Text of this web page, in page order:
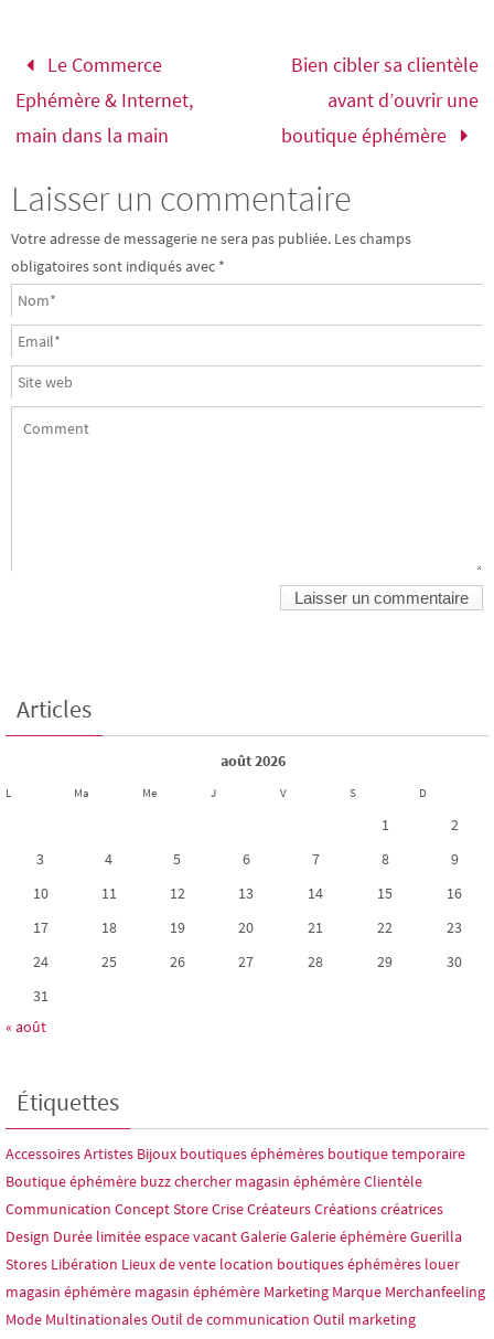
Le Commerce
Ephémère & Internet,
main dans la main
Bien cibler sa clientèle
avant d’ouvrir une
boutique éphémère
Laisser un commentaire
Votre adresse de messagerie ne sera pas publiée. Les champs
obligatoires sont indiqués avec *
Articles
août 2026
L Ma Me J V S D
« août
1
2
3
4 5 6 7 8
9
10
11 12 13 14 15
16
17
18 19 20 21 22
23
24
25 26 27 28 29
30
31
Étiquettes
AccessoiresArtistes Bijoux boutiques éphémères boutique temporaire
Boutique éphémère buzzchercher magasin éphémèreClientèle
Communication Concept StoreCriseCréateursCréationscréatrices
Design Durée limitéeespace vacantGalerieGalerie éphémèreGuerilla
Stores Libération Lieux de vente location boutiques éphémères louer
magasin éphémère magasin éphémère Marketing Marque Merchanfeeling
Mode MultinationalesOutil de communication Outil marketing